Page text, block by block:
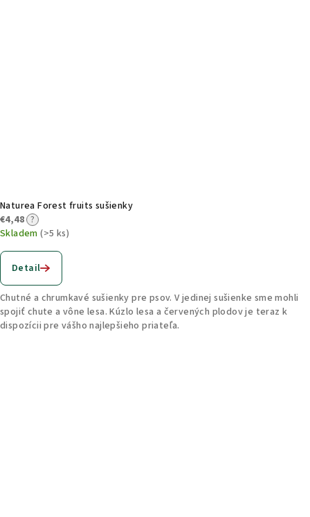
Naturea Forest fruits sušienky
€4,48 ?
Skladem(>5 ks)
Detail
Chutné a chrumkavé sušienky pre psov. V jedinej sušienke sme mohli
spojiť chute a vône lesa. Kúzlo lesa a červených plodov je teraz k
dispozícii pre vášho najlepšieho priateľa.